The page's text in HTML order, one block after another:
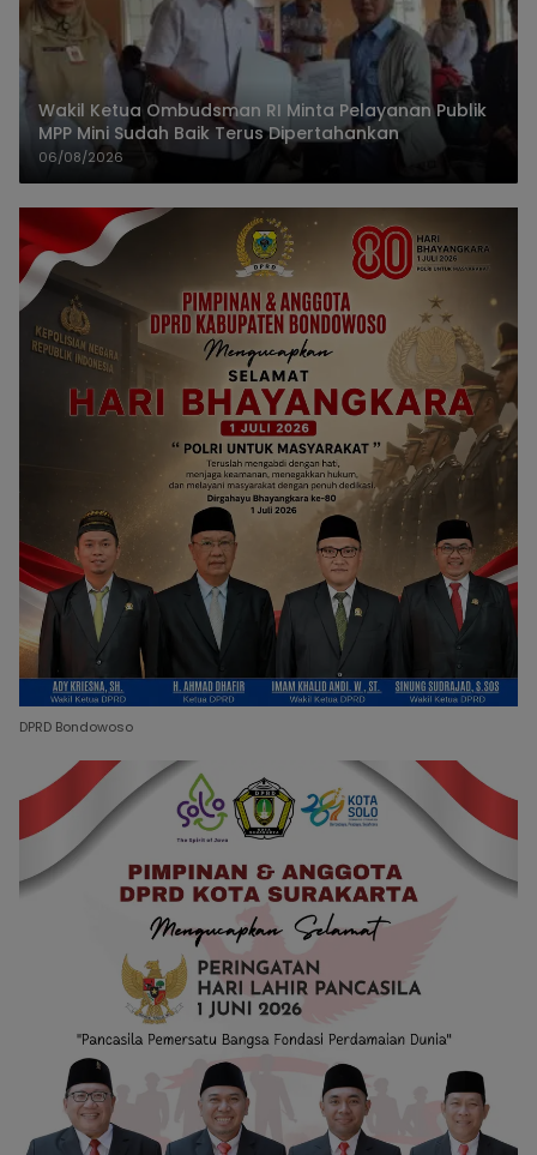
Wakil Ketua Ombudsman RI Minta Pelayanan Publik
MPP Mini Sudah Baik Terus Dipertahankan
06/08/2026
DPRD Bondowoso